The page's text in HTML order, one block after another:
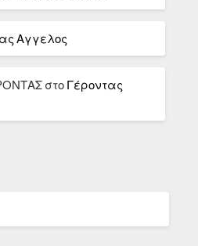
Αγγελος
στο Γέροντας